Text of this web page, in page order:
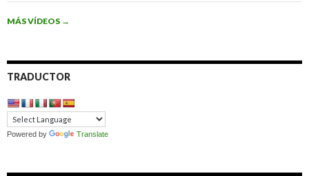
MÁS VÍDEOS →
TRADUCTOR
Powered by Translate